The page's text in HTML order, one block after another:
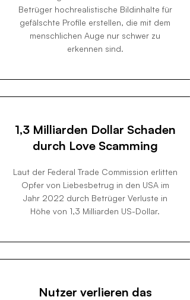
Betrüger hochrealistische Bildinhalte für
gefälschte Profile erstellen, die mit dem
menschlichen Auge nur schwer zu
erkennen sind.
1,3 Milliarden Dollar Schaden
durch Love Scamming
Laut der Federal Trade Commission erlitten
Opfer von Liebesbetrug in den USA im
Jahr 2022 durch Betrüger Verluste in
Höhe von 1,3 Milliarden US-Dollar.
Nutzer verlieren das